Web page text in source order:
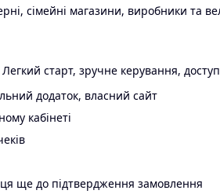
сімейні магазини, виробники та
старт, зручне керування,
додаток, власний сайт
кабінеті
ще до підтвердження замовлення